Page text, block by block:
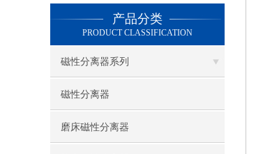
产品分类
PRODUCT CLASSIFICATION
磁性分离器系列
磁性分离器
磨床磁性分离器